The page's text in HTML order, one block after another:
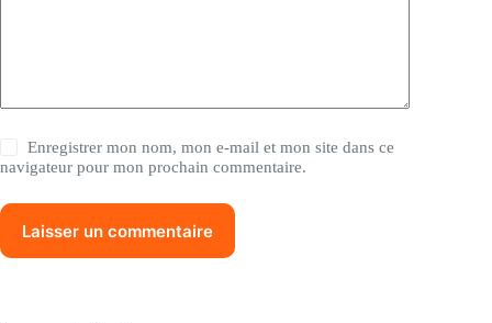
Enregistrer mon nom, mon e-mail et mon site dans ce
navigateur pour mon prochain commentaire.
Laisser un commentaire